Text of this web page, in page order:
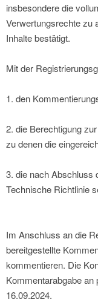
insbesondere die
Verwertungsrechte zu
Inhalte bestätigt.
Mit der
1. den
2. die Berechtigung
zu denen die
3. die nach Abschluss
Technische Richtlinie
Im Anschluss an die
bereitgestellte
kommentieren. Die
Kommentarabgabe an
16.09.2024.